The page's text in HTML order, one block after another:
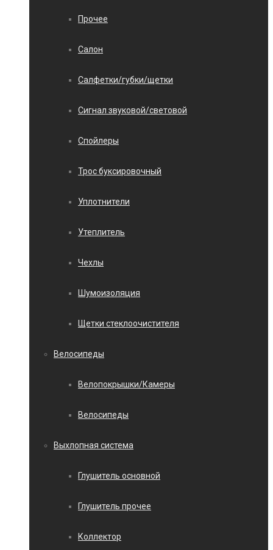
Прочее
Салон
Салфетки/губки/щетки
Сигнал звуковой/световой
Спойлеры
Трос буксировочный
Уплотнители
Утеплитель
Чехлы
Шумоизоляция
Щетки стеклоочистителя
Велосипеды
Велопокрышки/Камеры
Велосипеды
Выхлопная система
Глушитель основной
Глушитель прочее
Коллектор